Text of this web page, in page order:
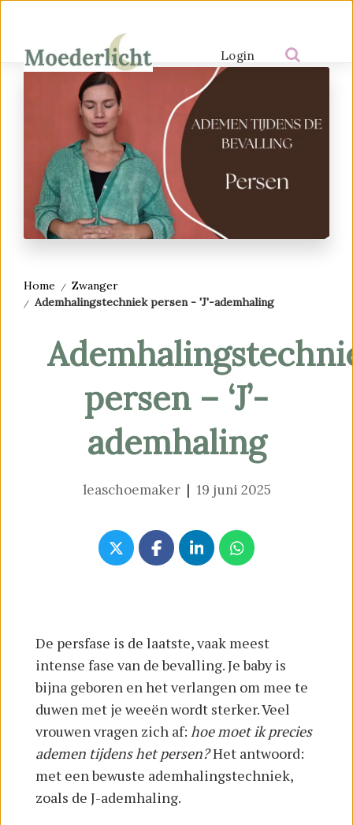
Login
Home
Zwanger
Ademhalingstechniek persen - 'J'-ademhaling
persen – ‘J’-
ademhaling
leaschoemaker| 19 juni 2025
De persfase is de laatste, vaak meest
intense fase van de bevalling. Je baby is
bijna geboren en het verlangen om mee te
duwen met je weeën wordt sterker. Veel
vrouwen vragen zich af: hoe moet ik precies
ademen tijdens het persen?Het antwoord:
met een bewuste ademhalingstechniek,
zoals de J-ademhaling.